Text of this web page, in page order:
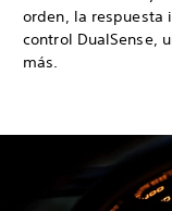
orden, la respuesta
control DualSense,
más.